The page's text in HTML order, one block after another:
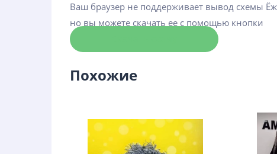
Ваш браузер не поддерживает вывод схемы
но вы можете скачать ее с помощью кнопки
Похожие